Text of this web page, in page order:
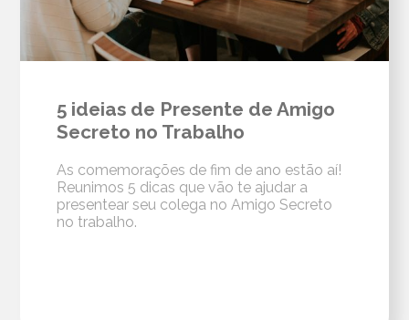
5 ideias de Presente de Amigo
Secreto no Trabalho
As comemorações de fim de ano estão aí!
Reunimos 5 dicas que vão te ajudar a
presentear seu colega no Amigo Secreto
no trabalho.